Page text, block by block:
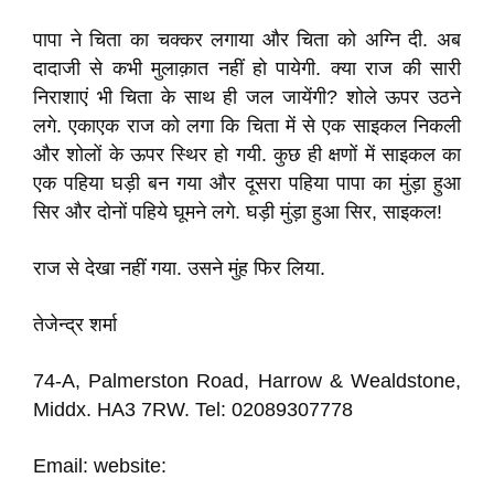
पापा ने चिता का चक्कर लगाया और चिता को अग्नि दी. अब
दादाजी से कभी मुलाक़ात नहीं हो पायेगी. क्या राज की सारी
निराशाएं भी चिता के साथ ही जल जायेंगी? शोले ऊपर उठने
लगे. एकाएक राज को लगा कि चिता में से एक साइकल निकली
और शोलों के ऊपर स्थिर हो गयी. कुछ ही क्षणों में साइकल का
एक पहिया घड़ी बन गया और दूसरा पहिया पापा का मुंड़ा हुआ
सिर और दोनों पहिये घूमने लगे. घड़ी मुंड़ा हुआ सिर, साइकल!
राज से देखा नहीं गया. उसने मुंह फिर लिया.
तेजेन्द्र शर्मा
74-A, Palmerston Road, Harrow & Wealdstone,
Middx. HA3 7RW. Tel: 02089307778
Email: website: